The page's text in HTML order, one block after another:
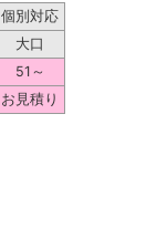
個別対応
大口
51～
お見積り